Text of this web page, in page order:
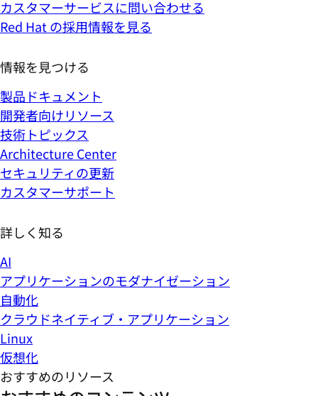
カスタマーサービスに問い合わせる
Red Hat の採用情報を見る
情報を見つける
製品ドキュメント
開発者向けリソース
技術トピックス
Architecture Center
セキュリティの更新
カスタマーサポート
詳しく知る
AI
アプリケーションのモダナイゼーション
自動化
クラウドネイティブ・アプリケーション
Linux
仮想化
おすすめのリソース